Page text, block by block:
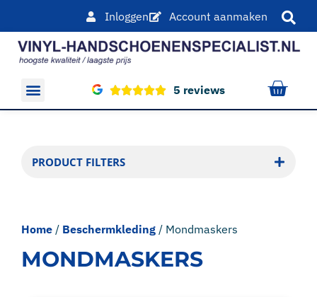
Inloggen Account aanmaken
5 reviews
PRODUCT FILTERS
Home / Beschermkleding / Mondmaskers
MONDMASKERS